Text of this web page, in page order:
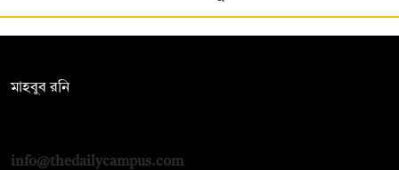
মাহবুব রনি
info@thedailycampus.com